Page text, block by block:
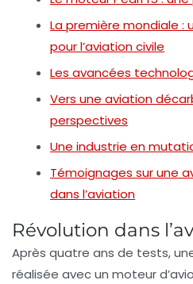
La première mondiale
pour l’aviation civile
Les avancées
Vers une aviation
perspectives
Une industrie en
Témoignages sur une
dans l’aviation
Révolution dans
Après quatre ans de tests,
réalisée avec un moteur